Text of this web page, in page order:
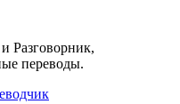
Разговорник,
переводы.